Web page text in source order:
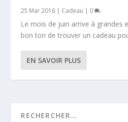
25 Mar 2016 | Cadeau | 0
Le mois de juin arrive à grandes
bon ton de trouver un cadeau
EN SAVOIR PLUS